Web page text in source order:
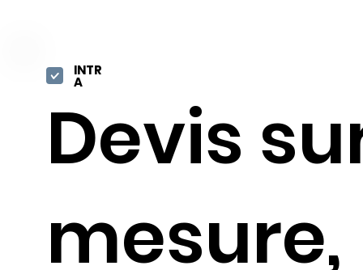
INTR
A
Devis
mesure,